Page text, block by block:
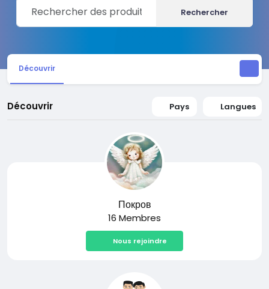
Rechercher
Découvrir
Découvrir Pays Langues
Покров
16 Membres
Nous rejoindre